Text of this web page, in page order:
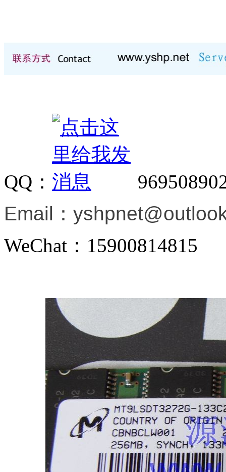
QQ：
Email：
WeChat：15900814815